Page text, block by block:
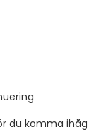
du komma ihåg